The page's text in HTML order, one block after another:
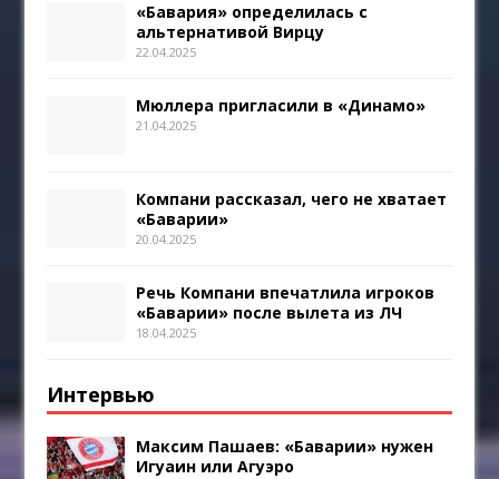
«Бавария» определилась с
альтернативой Вирцу
22.04.2025
Мюллера пригласили в «Динамо»
21.04.2025
Компани рассказал, чего не хватает
«Баварии»
20.04.2025
Речь Компани впечатлила игроков
«Баварии» после вылета из ЛЧ
18.04.2025
Интервью
Максим Пашаев: «Баварии» нужен
Игуаин или Агуэро